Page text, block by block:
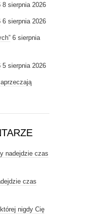
8 sierpnia 2026
6 sierpnia 2026
6 sierpnia
5 sierpnia 2026
nadejdzie czas
czas
nigdy Cię